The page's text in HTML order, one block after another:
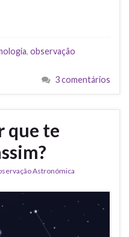
, observação
3 comentários
que te
Astronómica